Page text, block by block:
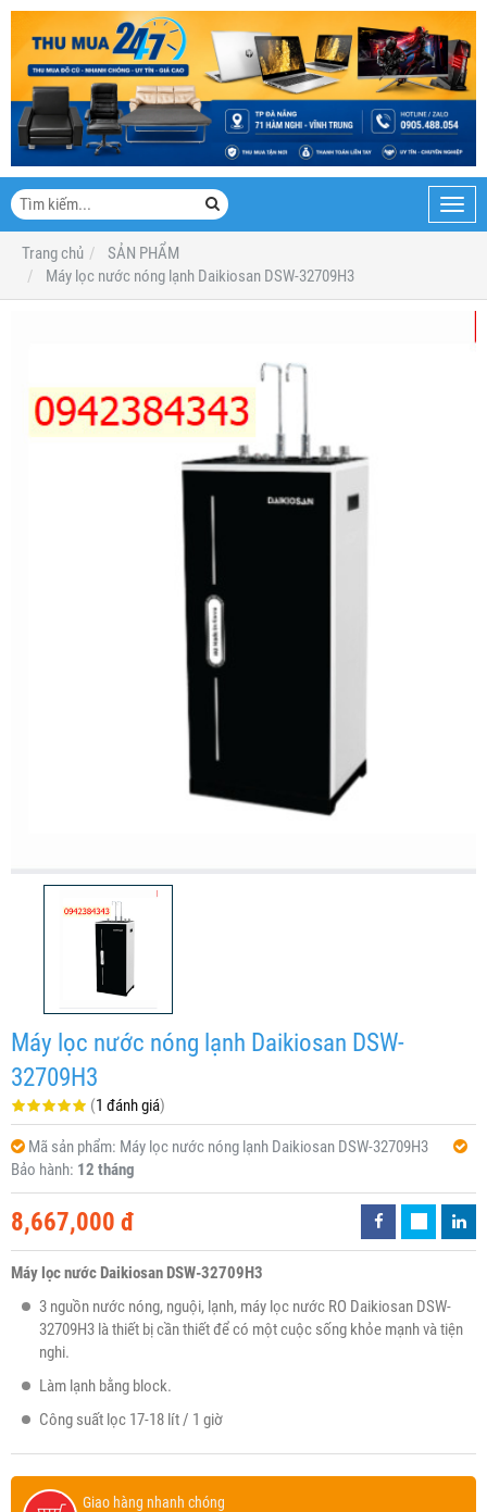
Trang chủ
SẢN PHẨM
Máy lọc nước nóng lạnh Daikiosan DSW-32709H3
Máy lọc nước nóng lạnh Daikiosan DSW-
32709H3
(1 đánh giá)
Mã sản phẩm: Máy lọc nước nóng lạnh Daikiosan DSW-32709H3
Bảo hành: 12 tháng
8,667,000 đ
Máy lọc nước Daikiosan DSW-32709H3
3 nguồn nước nóng, nguội, lạnh, máy lọc nước RO Daikiosan DSW-
32709H3 là thiết bị cần thiết để có một cuộc sống khỏe mạnh và tiện
nghi.
Làm lạnh bằng block.
Công suất lọc 17-18 lít / 1 giờ
Giao hàng nhanh chóng